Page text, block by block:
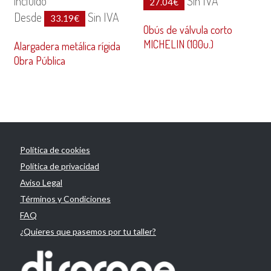
Desde
33.19€ Sin IVA
Alargadera metálica rígida
Obra Pública
Obús de válvula corto
MICHELIN (100u.)
Política de cookies
Política de privacidad
Aviso Legal
Términos y Condiciones
FAQ
¿Quieres que pasemos por tu taller?